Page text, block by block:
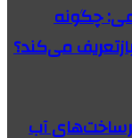
چگونه
می‌کند؟
آب